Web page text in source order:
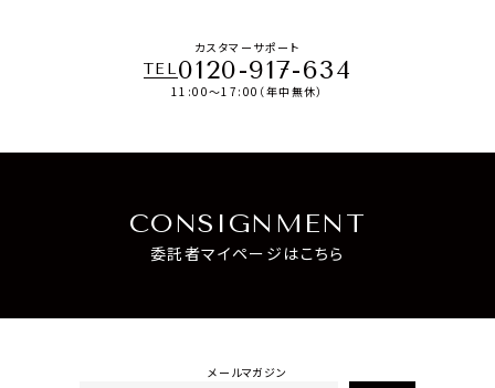
カスタマーサポート
TEL0120-917-634
11:00～17:00（年中無休）
CONSIGNMENT
委託者マイページはこちら
メールマガジン